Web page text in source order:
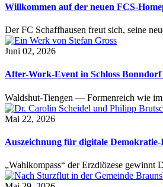
Willkommen auf der neuen FCS-
Der FC Schaffhausen freut sich, seine
Juni 02, 2026
After-Work-Event in Schloss
Waldshut-Tiengen — Formenreich wie
Mai 22, 2026
Auszeichnung für digitale
„Wahlkompass“ der Erzdiözese